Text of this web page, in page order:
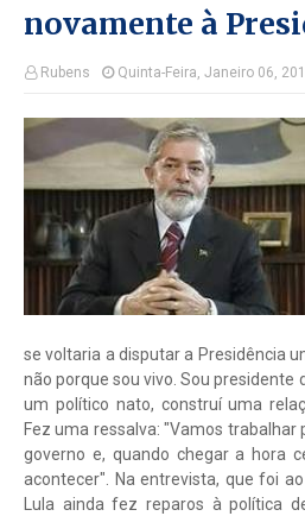
novamente à
Rubens Quinta-Feira, Janeiro 06,
se voltaria a disputar a Presidência
não porque sou vivo. Sou presidente
um político nato, construí uma
Fez uma ressalva: "Vamos
governo e, quando chegar a hora
acontecer". Na entrevista, que foi
Lula ainda fez reparos à política